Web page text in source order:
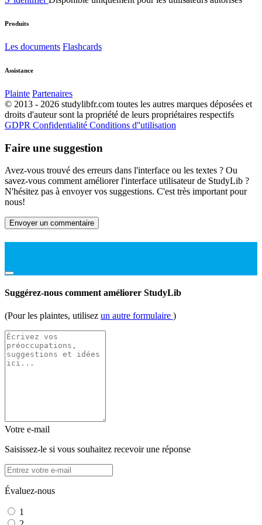
Produits
Les documents Flashcards
Assistance
Plainte Partenaires
© 2013 - 2026 studylibfr.com toutes les autres marques déposées et
droits d'auteur sont la propriété de leurs propriétaires respectifs
GDPR Confidentialité Conditions d''utilisation
Faire une suggestion
Avez-vous trouvé des erreurs dans l'interface ou les textes ? Ou
savez-vous comment améliorer l'interface utilisateur de StudyLib ?
N'hésitez pas à envoyer vos suggestions. C'est très important pour
nous!
Envoyer un commentaire
Suggérez-nous comment améliorer StudyLib
(Pour les plaintes, utilisez un autre formulaire )
Votre e-mail
Saisissez-le si vous souhaitez recevoir une réponse
Évaluez-nous
1